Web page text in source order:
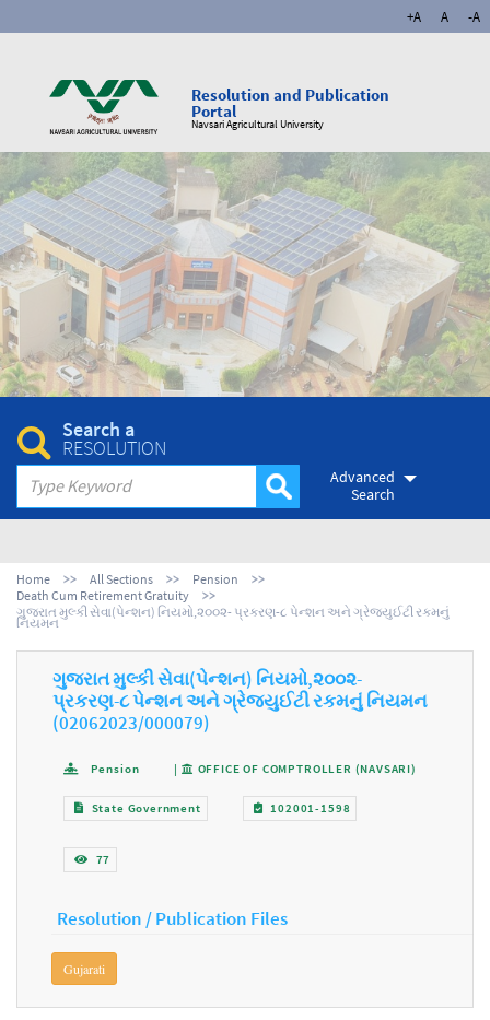
+A A -A
Resolution and Publication
Portal
Navsari Agricultural University
Search a
RESOLUTION
Advanced
Search
Home All Sections
Pension
Death Cum Retirement Gratuity
ગુજરાત મુલ્કી સેવા(પેન્શન) નિયમો,૨૦૦૨- પ્રકરણ-૮ પેન્શન અને ગ્રેજ્યુઈટી રકમનું
નિયમન
ગુજરાત મુલ્કી સેવા(પેન્શન) નિયમો,૨૦૦૨-
પ્રકરણ-૮ પેન્શન અને ગ્રેજ્યુઈટી રકમનું નિયમન
(02062023/000079)
Pension | OFFICE OF COMPTROLLER (NAVSARI)
State Government 102001-1598
77
Resolution / Publication Files
Gujarati